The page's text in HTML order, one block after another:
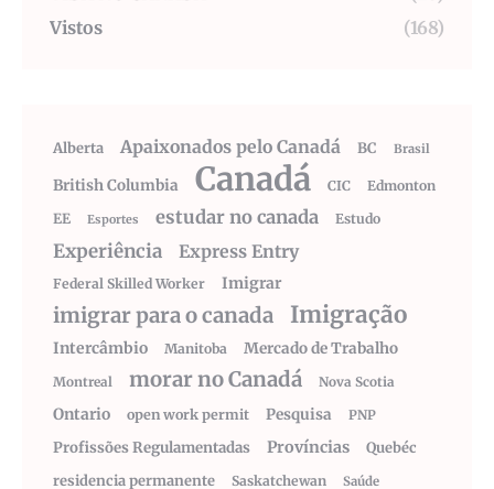
Vistos
(168)
Alberta Apaixonados pelo Canadá BC Brasil
British Columbia Canadá CIC
Edmonton
EE
Esportes estudar no canada Estudo
Experiência Express Entry
Federal Skilled Worker Imigrar
imigrar para o canada Imigração
Intercâmbio Manitoba Mercado de Trabalho
Montreal morar no Canadá Nova Scotia
Ontario open work permit Pesquisa PNP
Profissões Regulamentadas Províncias
Quebéc
residencia permanente
Saskatchewan Saúde